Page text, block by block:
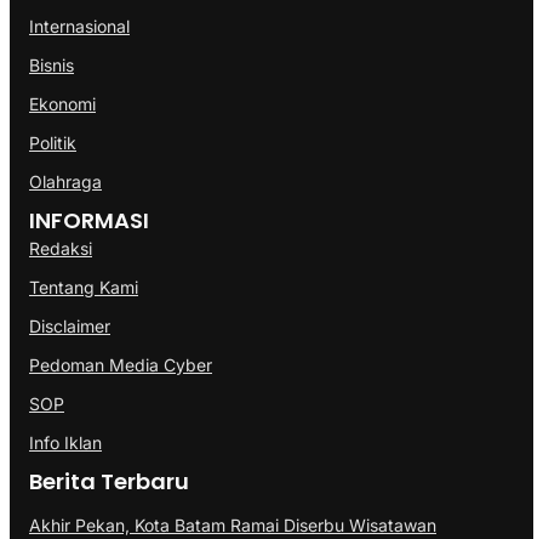
Internasional
Bisnis
Ekonomi
Politik
Olahraga
INFORMASI
Redaksi
Tentang Kami
Disclaimer
Pedoman Media Cyber
SOP
Info Iklan
Berita Terbaru
Akhir Pekan, Kota Batam Ramai Diserbu Wisatawan